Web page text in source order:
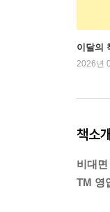
이달의
2026년
책소개
비대
TM 영